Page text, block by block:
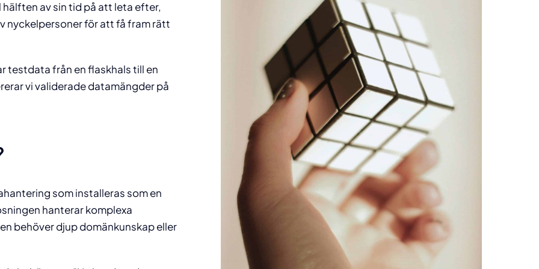
av sin tid på att leta efter,
nyckelpersoner för att få fram rätt
testdata från en flaskhals till en
vi validerade datamängder på
som installeras som en
hanterar komplexa
behöver djup domänkunskap eller